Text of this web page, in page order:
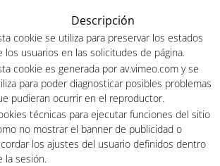
Descripción
cookie se utiliza para preservar los estados
los usuarios en las solicitudes de página.
cookie es generada por av.vimeo.com y se
para poder diagnosticar posibles problemas
pudieran ocurrir en el reproductor.
técnicas para ejecutar funciones del sitio
no mostrar el banner de publicidad o
los ajustes del usuario definidos dentro
la sesión.